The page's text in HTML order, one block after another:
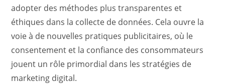
adopter des méthodes plus transparentes et
éthiques dans la collecte de données. Cela ouvre la
voie à de nouvelles pratiques publicitaires, où le
consentement et la confiance des consommateurs
jouent un rôle primordial dans les stratégies de
marketing digital.